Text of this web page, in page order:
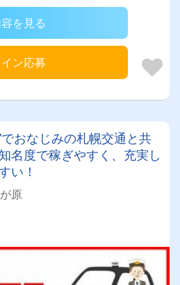
を見る
ン応募
おなじみの札幌交通と共
名度で稼ぎやすく、充実し
い！
原